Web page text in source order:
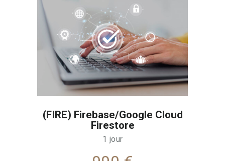
(FIRE) Firebase/Google Cloud
Firestore
1 jour